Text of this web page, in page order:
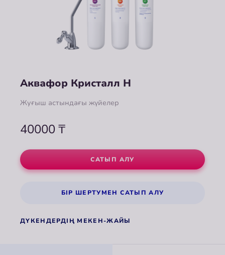
Аквафор Кристалл Н
Жуғыш астындағы жүйелер
40000₸
САТЫП АЛУ
БІР ШЕРТУМЕН САТЫП АЛУ
ДҮКЕНДЕРДІҢ МЕКЕН-ЖАЙЫ